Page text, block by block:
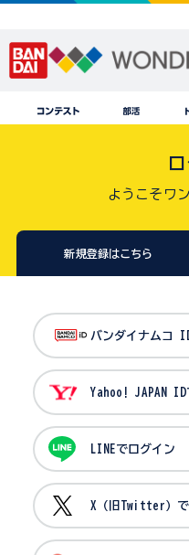
ようこそワ
新規登録はこちら
バ
Yahoo!
LINEでログイン
X（旧Twitter）で